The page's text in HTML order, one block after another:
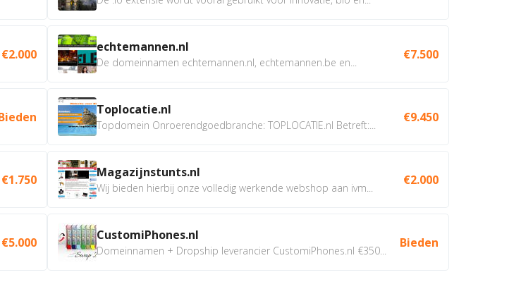
€2.000
€1.750
€5.000
echtemannen.nl
De domeinnamen echtemannen.nl, echtemannen.be en...
€7.500
Toplocatie.nl
Topdomein Onroerendgoedbranche: TOPLOCATIE.nl Betreft:...
€9.450
Magazijnstunts.nl
Wij bieden hierbij onze volledig werkende webshop aan ivm...
€2.000
CustomiPhones.nl
Domeinnamen + Dropship leverancier CustomiPhones.nl €350...
Bieden